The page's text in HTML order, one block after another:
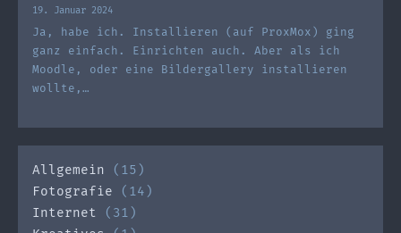
19. Januar 2024
Ja, habe ich. Installieren (auf ProxMox) ging
ganz einfach. Einrichten auch. Aber als ich
Moodle, oder eine Bildergallery installieren
wollte,…
Allgemein (15)
Fotografie (14)
Internet (31)